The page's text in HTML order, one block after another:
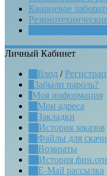
Кварцевое
Личный Кабинет
Вход /
Забыли пароль?
Моя информация
Мои адреса
Закладки
История заказов
Файлы для
Возвраты
История
E-Mail рассылка